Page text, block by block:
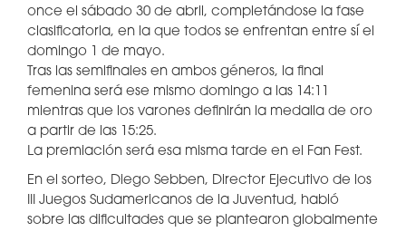
once el sábado 30 de abril, completándose la fase
clasificatoria, en la que todos se enfrentan entre sí el
domingo 1 de mayo.
Tras las semifinales en ambos géneros, la final
femenina será ese mismo domingo a las 14:11
mientras que los varones definirán la medalla de oro
a partir de las 15:25.
La premiación será esa misma tarde en el Fan Fest.
En el sorteo, Diego Sebben, Director Ejecutivo de los
III Juegos Sudamericanos de la Juventud, habló
sobre las dificultades que se plantearon globalmente